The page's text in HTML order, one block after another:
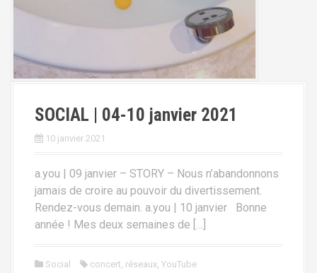
SOCIAL | 04-10 janvier 2021
10 janvier 2021
a.you | 09 janvier – STORY – Nous n’abandonnons
jamais de croire au pouvoir du divertissement.
Rendez-vous demain. a.you | 10 janvier Bonne
année ! Mes deux semaines de […]
Social concert, réseaux, YouTube